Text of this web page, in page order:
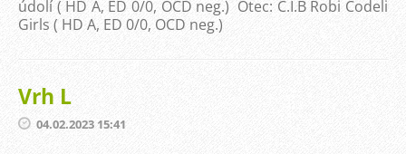
údolí ( HD A, ED 0/0, OCD neg.) Otec: C.I.B Robi Codeli
Girls ( HD A, ED 0/0, OCD neg.)
Vrh L
04.02.2023 15:41